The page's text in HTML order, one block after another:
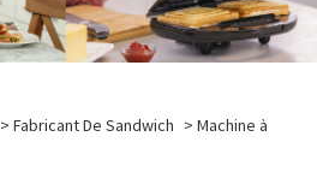
>Fabricant De Sandwich > Machine à